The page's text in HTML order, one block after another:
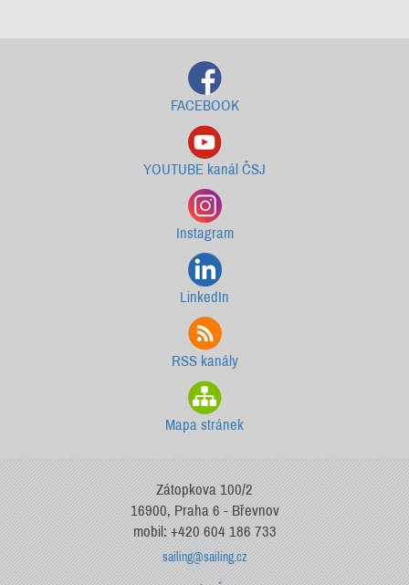
FACEBOOK
YOUTUBE kanál ČSJ
Instagram
LinkedIn
RSS kanály
Mapa stránek
Zátopkova 100/2
16900, Praha 6 - Břevnov
mobil: +420 604 186 733
sailing@sailing.cz